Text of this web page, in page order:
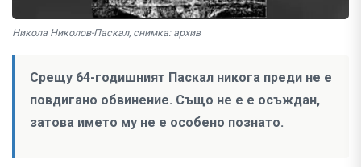
Никола Николов-Паскал, снимка: архив
Срещу 64-годишният Паскал никога преди не е
повдигано обвинение. Също не е е осъждан,
затова името му не е особено познато.